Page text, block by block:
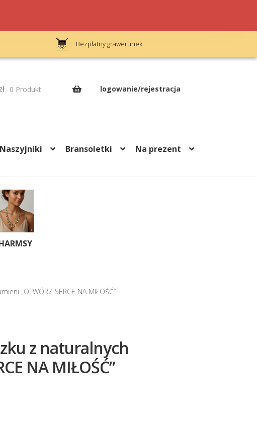
Bezpłatny grawerunek
logowanie/rejestracja
Naszyjniki Bransoletki Na prezent
0 Produkt
„OTWÓRZ SERCE NA MIŁOŚĆ”
z naturalnych
NA MIŁOŚĆ”